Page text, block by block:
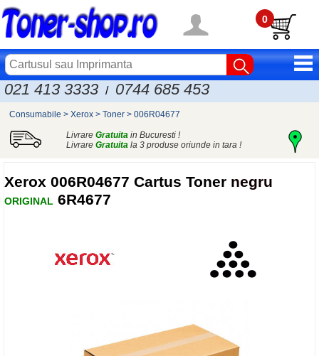
0
021 413 3333 / 0744 685 453
Consumabile > Xerox > Toner > 006R04677
Livrare Gratuitain Bucuresti !
Livrare Gratuitala 3 produse oriunde in tara !
Xerox 006R04677 Cartus Toner negru
ORIGINAL 6R4677